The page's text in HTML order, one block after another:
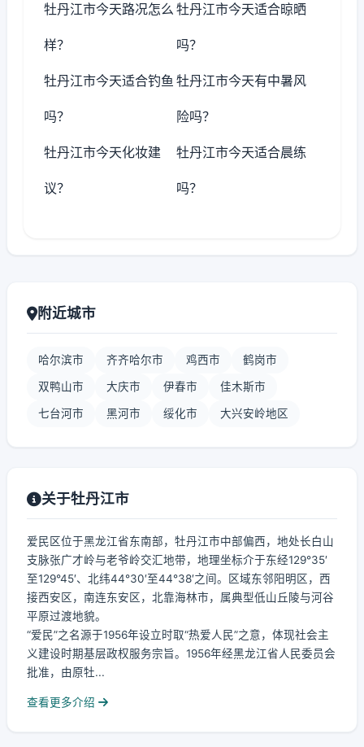
牡丹江市今天路况怎么
样？
牡丹江市今天适合晾晒
吗？
牡丹江市今天适合钓鱼
吗？
牡丹江市今天有中暑风
险吗？
牡丹江市今天化妆建
议？
牡丹江市今天适合晨练
吗？
附近城市
哈尔滨市 齐齐哈尔市 鸡西市 鹤岗市
双鸭山市 大庆市 伊春市 佳木斯市
七台河市 黑河市 绥化市 大兴安岭地区
关于牡丹江市
爱民区位于黑龙江省东南部，牡丹江市中部偏西，地处长白山
支脉张广才岭与老爷岭交汇地带，地理坐标介于东经129°35′
至129°45′、北纬44°30′至44°38′之间。区域东邻阳明区，西
接西安区，南连东安区，北靠海林市，属典型低山丘陵与河谷
平原过渡地貌。
“爱民”之名源于1956年设立时取“热爱人民”之意，体现社会主
义建设时期基层政权服务宗旨。1956年经黑龙江省人民委员会
批准，由原牡...
查看更多介绍